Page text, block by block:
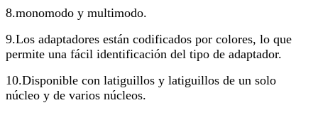
8.monomodo y multimodo.
9.Los adaptadores están codificados por colores, lo que
permite una fácil identificación del tipo de adaptador.
10.Disponible con latiguillos y latiguillos de un solo
núcleo y de varios núcleos.